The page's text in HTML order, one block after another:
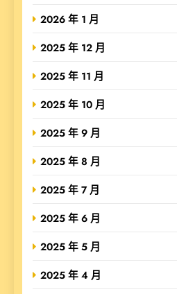
2026 年 1 月
2025 年 12 月
2025 年 11 月
2025 年 10 月
2025 年 9 月
2025 年 8 月
2025 年 7 月
2025 年 6 月
2025 年 5 月
2025 年 4 月